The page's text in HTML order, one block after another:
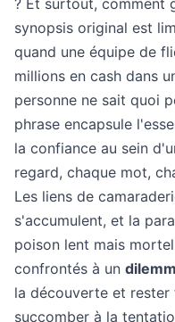
? Et surtout, comment
synopsis original est
quand une équipe de
millions en cash dans
personne ne sait quoi
phrase encapsule
la confiance au sein
regard, chaque mot,
Les liens de
s'accumulent, et la
poison lent mais
confrontés à un
la découverte et rester
succomber à la